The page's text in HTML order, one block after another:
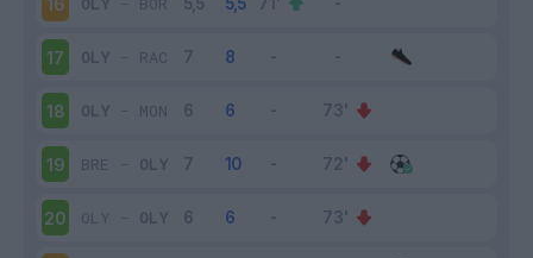
17 OLY - RAC
18 OLY - MON
19 BRE - OLY
20 OLY - OLY